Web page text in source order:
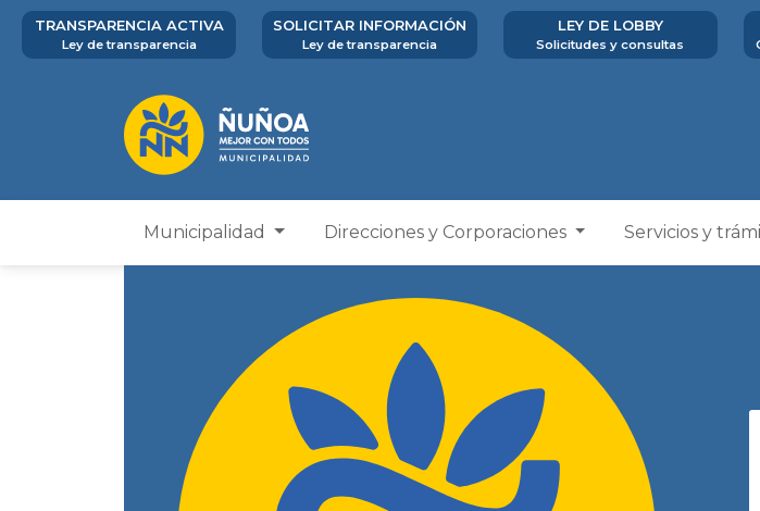
TRANSPARENCIA ACTIVA
Ley de transparencia
SOLICITAR INFORMACIÓN
Ley de transparencia
LEY DE LOBBY
Solicitudes y consultas
Municipalidad Direcciones y Corporaciones Servicios y